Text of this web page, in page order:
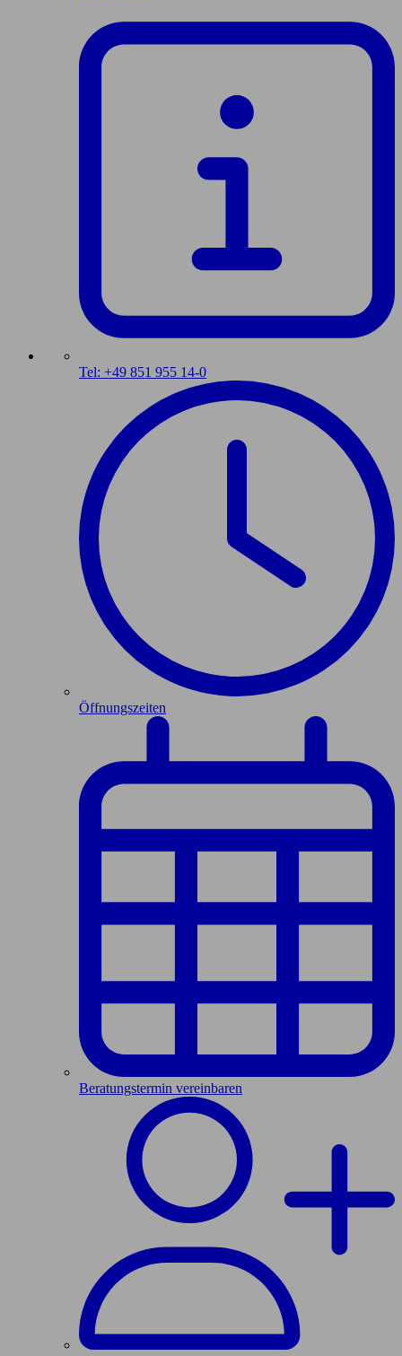
Tel: +49 851 955 14-0
Öffnungszeiten
Beratungstermin vereinbaren